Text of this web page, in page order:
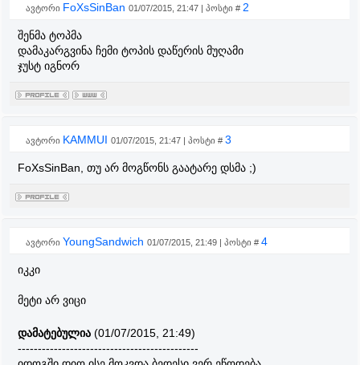
ავტორი FoXsSinBan 01/07/2015, 21:47 | პოსტი # 2
შენმა ტოპმა
დამაკარგვინა ჩემი ტოპის დაწერის მუღამი
ჯუსტ იგნორ
ავტორი KAMMUI 01/07/2015, 21:47 | პოსტი # 3
FoXsSinBan, თუ არ მოგწონს გაატარე დსმა ;)
ავტორი YoungSandwich 01/07/2015, 21:49 | პოსტი # 4
იკკი
მეტი არ ვიცი
დამატებულია (01/07/2015, 21:49)
---------------------------------------------